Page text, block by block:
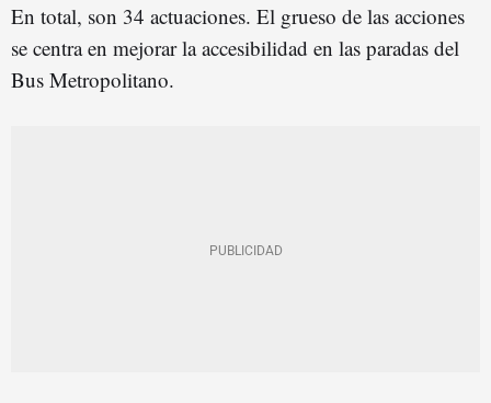
En total, son 34 actuaciones. El grueso de las acciones
se centra en mejorar la accesibilidad en las paradas del
Bus Metropolitano.